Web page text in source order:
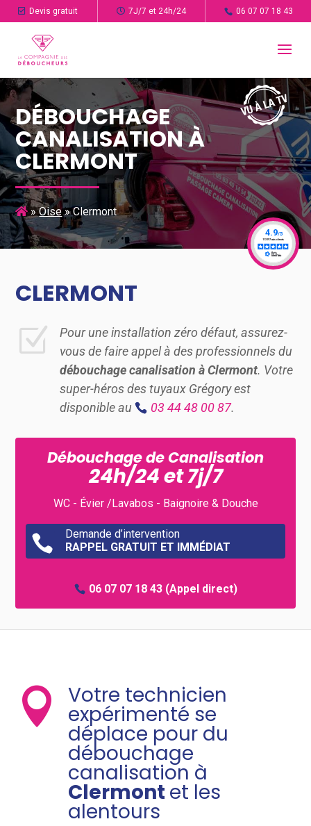
Devis gratuit 7J/7 et 24h/24 06 07 07 18 43
DÉBOUCHAGE
CANALISATION À
CLERMONT
»Oise»Clermont
CLERMONT
Z
Pour une installation zéro défaut, assurez-
vous de faire appel à des professionnels du
débouchage canalisation à Clermont. Votre
super-héros des tuyaux Grégory est
disponible au
03 44 48 00 87.
Débouchage de Canalisation
24h/24 et 7j/7
WC - Évier /Lavabos - Baignoire & Douche

Demande d’intervention
RAPPEL GRATUIT ET IMMÉDIAT
06 07 07 18 43(Appel direct)
 Votre technicien
expérimenté se
déplace pour du
débouchage
canalisation à
Clermont et les
alentours